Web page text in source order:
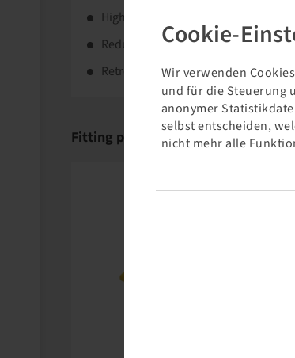
Cookie-
Wir verwenden
und für die Steuerung
anonymer
selbst entscheiden,
nicht mehr alle
High resistance in tough operations
Reduced heat generation.
Retreadable casing.
Fitting products